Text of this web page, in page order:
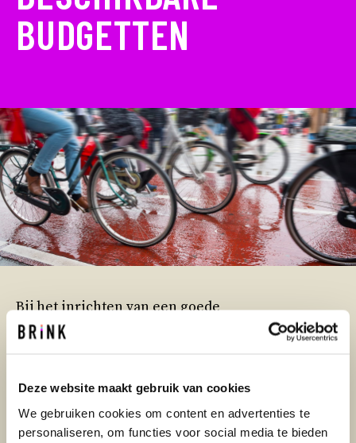
Deze website maakt gebruik van cookies
We gebruiken cookies om content en advertenties te
personaliseren, om functies voor social media te bieden
BUDGETTEN
Bij het inrichten van een goede
onderwijshuisvesting komt heel wat kijken.
Daarbij is het zaak om rekening te houden met de
duurzaamheid. In het onderwijs hebben we
allemaal torenhoge ambities op het gebied van
huisvesting, maar er is altijd te weinig geld.